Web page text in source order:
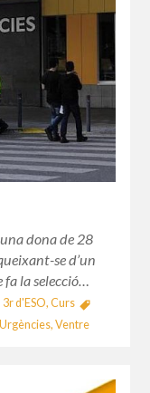
dona de 28
se d’un
fa la selecció…
3r d'ESO, Curs
Urgències,Ventre